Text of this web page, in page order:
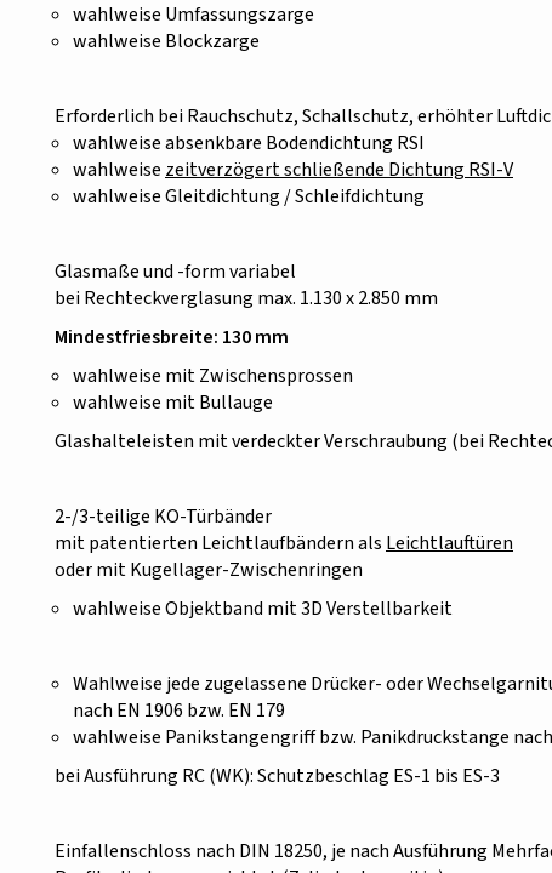
wahlweise Umfassungszarge
wahlweise Blockzarge
Erforderlich bei Rauchschutz, Schallschutz, erhöhter
wahlweise absenkbare Bodendichtung RSI
wahlweise zeitverzögert schließende Dichtung RSI-V
wahlweise Gleitdichtung / Schleifdichtung
Glasmaße und -form variabel
bei Rechteckverglasung max. 1.130 x 2.850 mm
Mindestfriesbreite: 130 mm
wahlweise mit Zwischensprossen
wahlweise mit Bullauge
Glashalteleisten mit verdeckter Verschraubung (bei
2-/3-teilige KO-Türbänder
mit patentierten Leichtlaufbändern als Leichtlauftüren
oder mit Kugellager-Zwischenringen
wahlweise Objektband mit 3D Verstellbarkeit
Wahlweise jede zugelassene Drücker- oder
nach EN 1906 bzw. EN 179
wahlweise Panikstangengriff bzw. Panikdruckstange
bei Ausführung RC (WK): Schutzbeschlag ES-1 bis ES-3
Einfallenschloss nach DIN 18250, je nach Ausführung